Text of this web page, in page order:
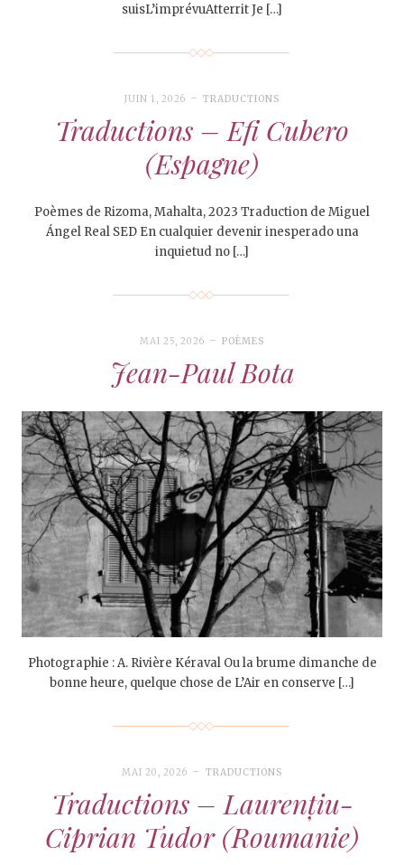
suisL’imprévuAtterrit Je […]
JUIN 1, 2026 TRADUCTIONS
Traductions – Efi Cubero
(Espagne)
Poèmes de Rizoma, Mahalta, 2023 Traduction de Miguel
Ángel Real SED En cualquier devenir inesperado una
inquietud no […]
MAI 25, 2026 POÈMES
Jean-Paul Bota
Photographie : A. Rivière Kéraval Ou la brume dimanche de
bonne heure, quelque chose de L’Air en conserve […]
MAI 20, 2026 TRADUCTIONS
Traductions – Laurențiu-
Ciprian Tudor (Roumanie)